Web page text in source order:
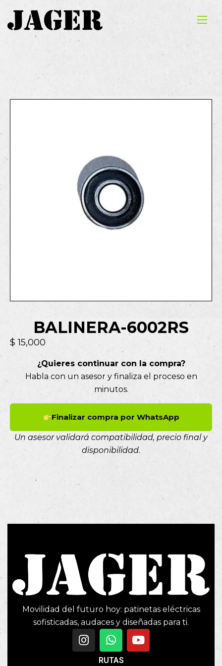
BALINERA-6002RS
$15,000
¿Quieres continuar con la compra?
Habla con un asesor y finaliza el proceso en
minutos.
Finalizar compra por WhatsApp
Un asesor validará compatibilidad, precio final y
disponibilidad.
Movilidad del futuro hoy: patinetas eléctricas
sofisticadas, audaces y diseñadas para ti.
RUTAS